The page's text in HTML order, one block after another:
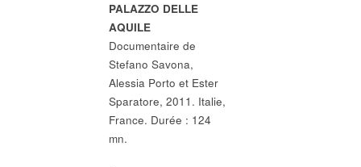
PALAZZO DELLE
AQUILE
Documentaire de
Stefano Savona,
Alessia Porto et Ester
Sparatore, 2011. Italie,
France. Durée : 124
mn.